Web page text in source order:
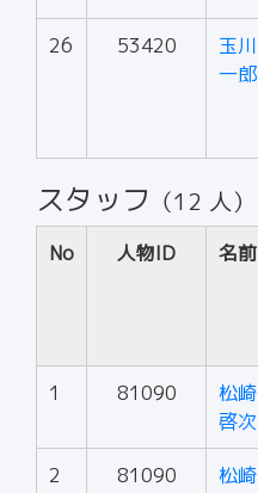
26 53420
玉川
一郎
スタッフ （12 人）
No 人物ID 名前
1 81090
松崎
啓次
2 81090
松崎